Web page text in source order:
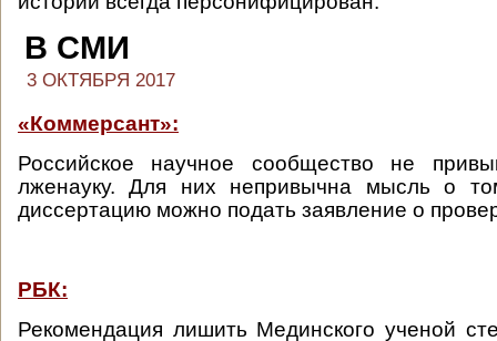
В СМИ
3 ОКТЯБРЯ 2017
«Коммерсант»:
Российское научное сообщество не
лженауку. Для них непривычна мысль о
диссертацию можно подать заявление о
РБК:
Рекомендация лишить Мединского ученой